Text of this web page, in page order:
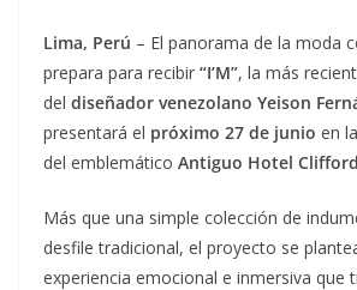
Lima, Perú – El panorama de la moda
prepara para recibir “I’M”, la más
del diseñador venezolano Yeison
presentará el próximo 27 de junio en
del emblemático Antiguo Hotel
Más que una simple colección de
desfile tradicional, el proyecto se
experiencia emocional e inmersiva que